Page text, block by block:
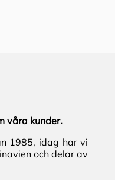
våra kunder.
1985, idag har vi
och delar av